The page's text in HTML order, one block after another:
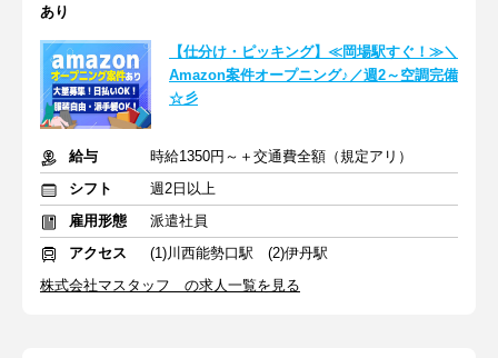
あり
【仕分け・ピッキング】≪岡場駅すぐ！≫＼
Amazon案件オープニング♪／週2～空調完備
☆彡
給与
時給1350円～＋交通費全額（規定アリ）
シフト
週2日以上
雇用形態
派遣社員
アクセス
(1)川西能勢口駅 (2)伊丹駅
株式会社マスタッフ の求人一覧を見る